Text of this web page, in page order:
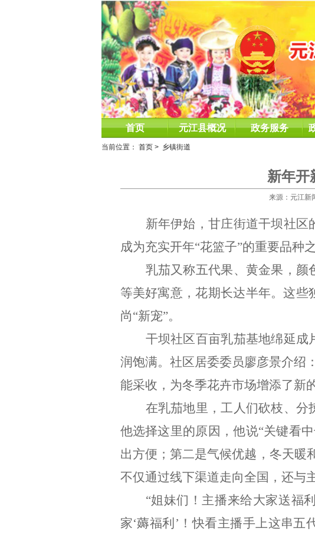
首页 元江县概况 政务服务
当前位置： 首页 > 乡镇街道
新年开
来源：元江新
新年伊始，甘庄街道干坝社区
成为充实开年“花篮子”的重要品种之
乳茄又称五代果、黄金果，颜
等美好寓意，花期长达半年。这
尚“新宠”。
干坝社区百亩乳茄基地绵延成
润饱满。社区居委委员廖彦景介绍：
能采收，为冬季花卉市场增添了新
在乳茄地里，工人们砍枝、分
他选择这里的原因，他说“关键看
出方便；第二是气候优越，冬天暖
不仅通过线下渠道走向全国，还与
“姐妹们！主播来给大家送福
家‘薅福利 ’ ！快看主播手上这串五